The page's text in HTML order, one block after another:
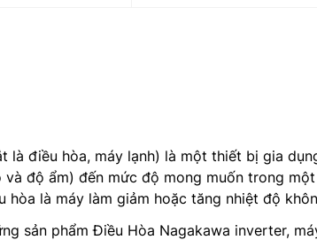
là điều hòa, máy lạnh) là một thiết bị gia
độ ẩm) đến mức độ mong muốn trong
là máy làm giảm hoặc tăng nhiệt độ
sản phẩm Điều Hòa Nagakawa inverter,